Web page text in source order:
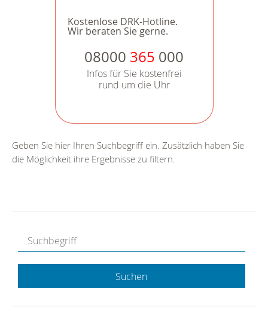
Kostenlose DRK-Hotline.
Wir beraten Sie gerne.
08000 365 000
Infos für Sie kostenfrei
rund um die Uhr
Geben Sie hier Ihren Suchbegriff ein. Zusätzlich haben Sie
die Möglichkeit ihre Ergebnisse zu filtern.
Suchen